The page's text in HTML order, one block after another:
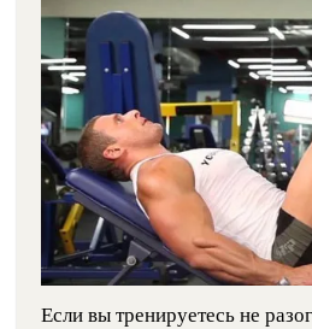
Если вы тренируетесь не